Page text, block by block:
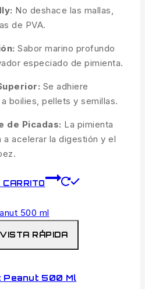
No deshace las mallas,
de PVA.
Sabor marino profundo
especiado de pimienta.
Se adhiere
boilies, pellets y semillas.
de Picadas: La pimienta
a acelerar la digestión y el
VISTA RÁPIDA
Peanut 500 Ml